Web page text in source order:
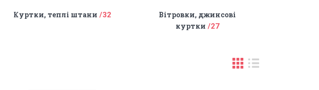
Куртки, теплі штани 32
Вітровки, джинсові
куртки 27